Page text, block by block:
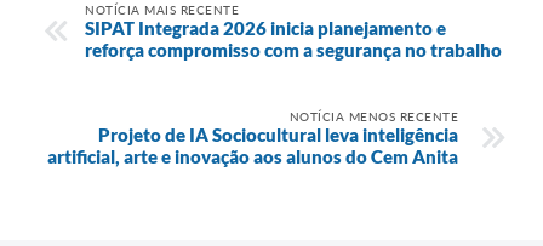
NOTÍCIA MAIS RECENTE
SIPAT Integrada 2026 inicia planejamento e
reforça compromisso com a segurança no trabalho
NOTÍCIA MENOS RECENTE
Projeto de IA Sociocultural leva inteligência
artificial, arte e inovação aos alunos do Cem Anita